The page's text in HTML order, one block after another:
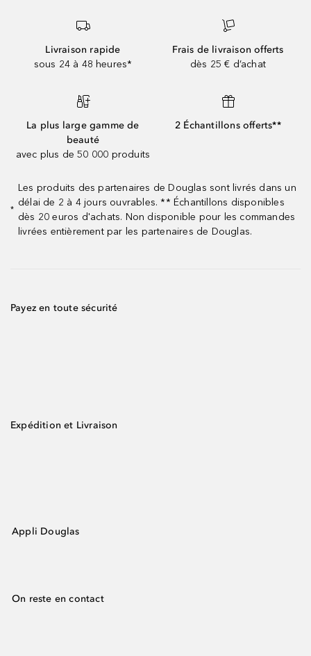
Livraison rapide
sous 24 à 48 heures*
Frais de livraison offerts
dès 25 € d’achat
La plus large gamme de
beauté
avec plus de 50 000 produits
2 Échantillons offerts**
*
Les produits des partenaires de Douglas sont livrés dans un
délai de 2 à 4 jours ouvrables. ** Échantillons disponibles
dès 20 euros d'achats. Non disponible pour les commandes
livrées entièrement par les partenaires de Douglas.
Payez en toute sécurité
Expédition et Livraison
Appli Douglas
On reste en contact